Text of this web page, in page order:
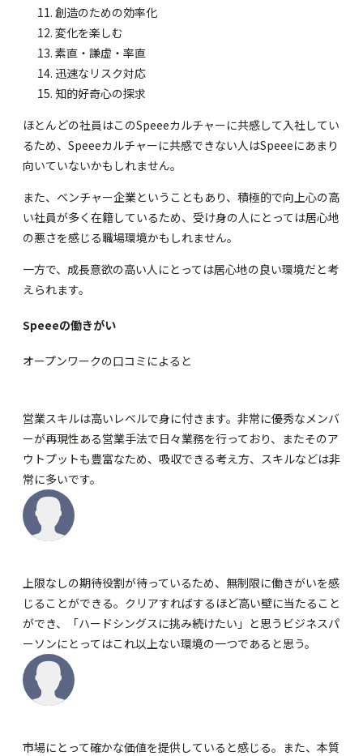
創造のための効率化
変化を楽しむ
素直・謙虚・率直
迅速なリスク対応
知的好奇心の探求
ほとんどの社員はこのSpeeeカルチャーに共感して入社してい
るため、Speeeカルチャーに共感できない人はSpeeeにあまり
向いていないかもしれません。
また、ベンチャー企業ということもあり、積極的で向上心の高
い社員が多く在籍しているため、受け身の人にとっては居心地
の悪さを感じる職場環境かもしれません。
一方で、成長意欲の高い人にとっては居心地の良い環境だと考
えられます。
Speeeの働きがい
オープンワークの口コミによると
営業スキルは高いレベルで身に付きます。非常に優秀なメンバ
ーが再現性ある営業手法で日々業務を行っており、またそのア
ウトプットも豊富なため、吸収できる考え方、スキルなどは非
常に多いです。
上限なしの期待役割が待っているため、無制限に働きがいを感
じることができる。クリアすればするほど高い壁に当たること
ができ、「ハードシングスに挑み続けたい」と思うビジネスパ
ーソンにとってはこれ以上ない環境の一つであると思う。
市場にとって確かな価値を提供していると感じる。また、本質